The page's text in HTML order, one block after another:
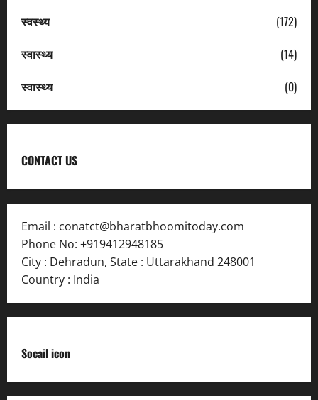
स्वस्थ्य
(172)
स्वास्थ्य
(14)
स्वास्थ्य
(0)
CONTACT US
Email : conatct@bharatbhoomitoday.com
Phone No: +919412948185
City : Dehradun, State : Uttarakhand 248001
Country : India
Socail icon